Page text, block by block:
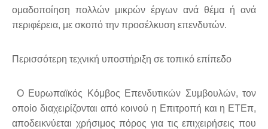
ομαδοποίηση πολλών μικρών έργων ανά θέμα ή ανά
περιφέρεια, με σκοπό την προσέλκυση επενδυτών.
Περισσότερη τεχνική υποστήριξη σε τοπικό επίπεδο
Ο Ευρωπαϊκός Κόμβος Επενδυτικών Συμβουλών, τον
οποίο διαχειρίζονται από κοινού η Επιτροπή και η ΕΤΕπ,
αποδεικνύεται χρήσιμος πόρος για τις επιχειρήσεις που